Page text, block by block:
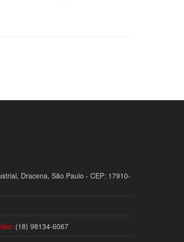
Dracena, São Paulo - CEP: 17910-
(18) 98134-6067